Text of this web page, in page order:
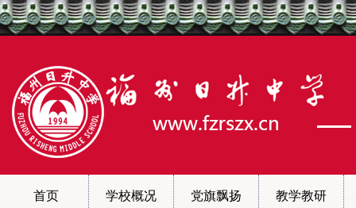
首页 学校概况 党旗飘扬 教学教研